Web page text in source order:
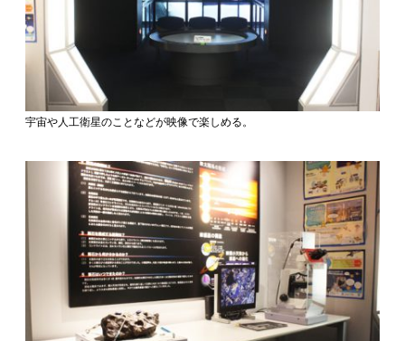
宇宙や人工衛星のことなどが映像で楽しめる。